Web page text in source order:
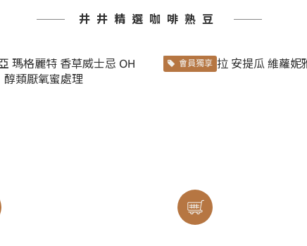
井井精選咖啡熟豆
會員獨享